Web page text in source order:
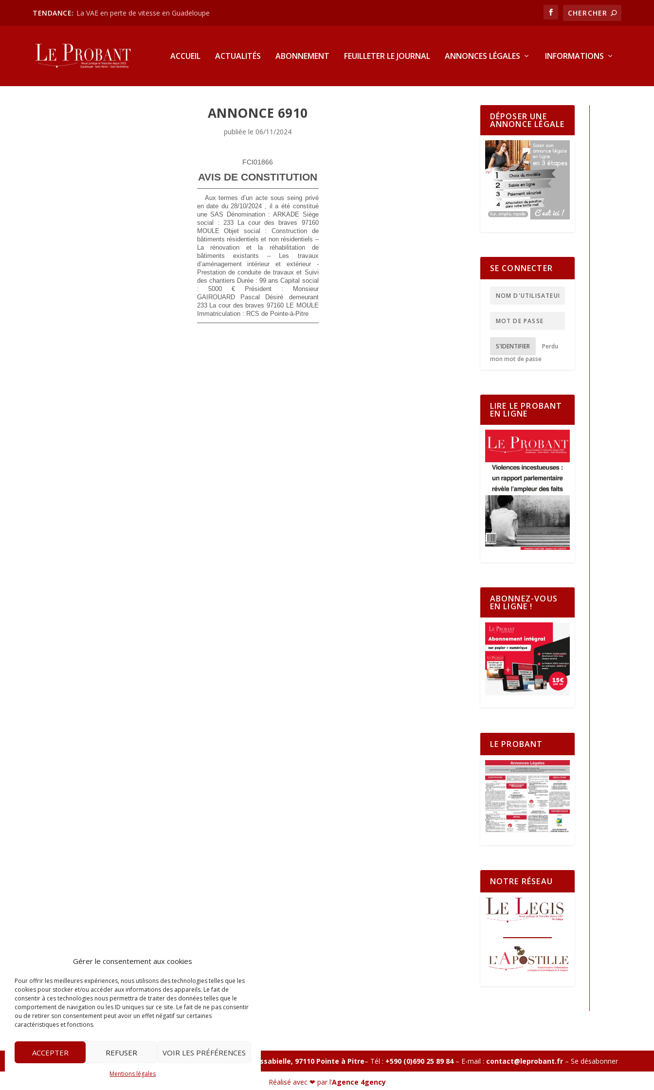
Gérer le consentement aux cookies
Pour offrir les meilleures expériences, nous utilisons des technologies telles que les
cookies pour stocker et/ou accéder aux informations des appareils. Le fait de
consentir à ces technologies nous permettra de traiter des données telles que le
comportement de navigation ou les ID uniques sur ce site. Le fait de ne pas consentir
ou de retirer son consentement peut avoir un effet négatif sur certaines
caractéristiques et fonctions.
ACCEPTER REFUSER VOIR LES PRÉFÉRENCES
Mentions légales
TENDANCE: La VAE en perte de vitesse en Guadeloupe
ACCUEIL ACTUALITÉS ABONNEMENT FEUILLETER LE JOURNAL ANNONCES LÉGALES INFORMATIONS
ANNONCE 6910
publiée le 06/11/2024
FCI01866
AVIS DE CONSTITUTION
Aux termes d’un acte sous seing privé
en date du 28/10/2024 , il a été constitué
une SAS Dénomination : ARKADE Siège
social : 233 La cour des braves 97160
MOULE Objet social : Construction de
bâtiments résidentiels et non résidentiels –
La rénovation et la réhabilitation de
bâtiments existants – Les travaux
d’aménagement intérieur et extérieur -
Prestation de conduite de travaux et Suivi
des chantiers Durée :99 ans Capital social
:5000 € Président : Monsieur
GAIROUARD Pascal Désiré demeurant
233 La cour des braves 97160 LE MOULE
Immatriculation : RCS de Pointe-à-Pitre
DÉPOSER UNE
ANNONCE LÉGALE
SE CONNECTER
S'IDENTIFIER
Perdu
mon mot de passe
LIRE LE PROBANT
EN LIGNE
ABONNEZ-VOUS
EN LIGNE !
LE PROBANT
NOTRE RÉSEAU
Le Probant Tour Massabielle, Rue Massabielle, 97110 Pointe à Pitre– Tél : +590 (0)690 25 89 84– E-mail : contact@leprobant.fr– Se désabonner
Réalisé avec ❤ par l’Agence 4gency